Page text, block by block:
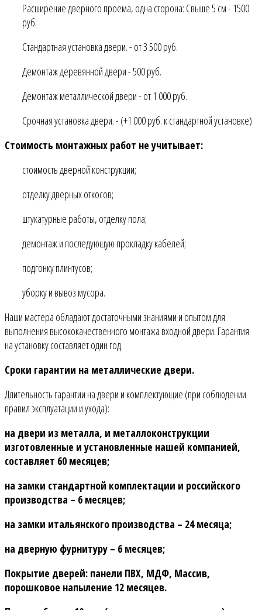
Расширение дверного проема, одна сторона: Свыше 5 см - 1500
руб.
Стандартная установка двери. - от 3 500 руб.
Демонтаж деревянной двери - 500 руб.
Демонтаж металлической двери - от 1 000 руб.
Срочная установка двери. - (+1 000 руб. к стандартной установке)
Стоимость монтажных работ не учитывает:
стоимость дверной конструкции;
отделку дверных откосов;
штукатурные работы, отделку пола;
демонтаж и последующую прокладку кабелей;
подгонку плинтусов;
уборку и вывоз мусора.
Наши мастера обладают достаточными знаниями и опытом для
выполнения высококачественного монтажа входной двери. Гарантия
на установку составляет один год.
Сроки гарантии на металлические двери.
Длительность гарантии на двери и комплектующие (при соблюдении
правил эксплуатации и ухода):
на двери из металла, и металлоконструкции
изготовленные и установленные нашей компанией,
составляет 60 месяцев;
на замки стандартной комплектации и российского
производства – 6 месяцев;
на замки итальянского производства – 24 месяца;
на дверную фурнитуру – 6 месяцев;
Покрытие дверей: панели ПВХ, МДФ, Массив,
порошковое напыление 12 месяцев.